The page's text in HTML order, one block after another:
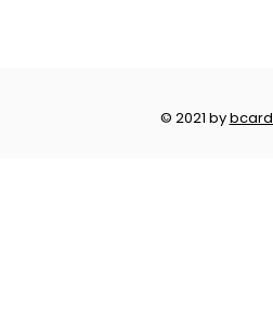
© 2021 by